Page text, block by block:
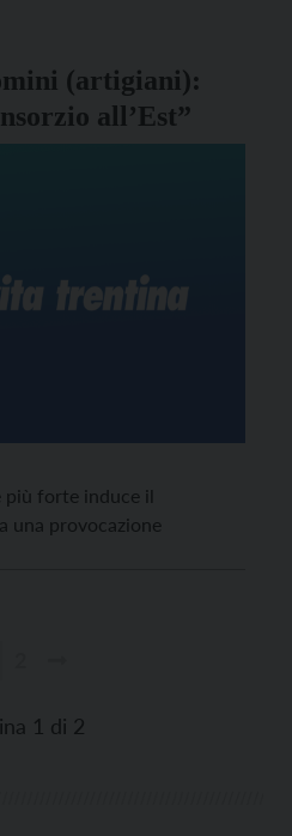
(artigiani):
all’Est”
forte induce il
una provocazione
articoli
1 di 2